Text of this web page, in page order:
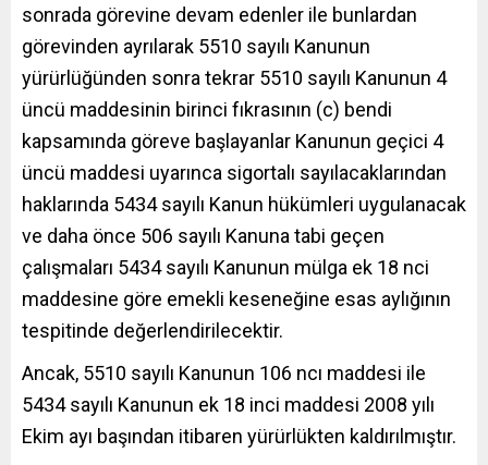
sonrada görevine devam edenler ile bunlardan
görevinden ayrılarak 5510 sayılı Kanunun
yürürlüğünden sonra tekrar 5510 sayılı Kanunun 4
üncü maddesinin birinci fıkrasının (c) bendi
kapsamında göreve başlayanlar Kanunun geçici 4
üncü maddesi uyarınca sigortalı sayılacaklarından
haklarında 5434 sayılı Kanun hükümleri uygulanacak
ve daha önce 506 sayılı Kanuna tabi geçen
çalışmaları 5434 sayılı Kanunun mülga ek 18 nci
maddesine göre emekli keseneğine esas aylığının
tespitinde değerlendirilecektir.
Ancak, 5510 sayılı Kanunun 106 ncı maddesi ile
5434 sayılı Kanunun ek 18 inci maddesi 2008 yılı
Ekim ayı başından itibaren yürürlükten kaldırılmıştır.